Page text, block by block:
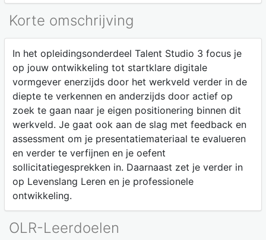
Korte omschrijving
In het opleidingsonderdeel Talent Studio 3 focus je
op jouw ontwikkeling tot startklare digitale
vormgever enerzijds door het werkveld verder in de
diepte te verkennen en anderzijds door actief op
zoek te gaan naar je eigen positionering binnen dit
werkveld. Je gaat ook aan de slag met feedback en
assessment om je presentatiemateriaal te evalueren
en verder te verfijnen en je oefent
sollicitatiegesprekken in. Daarnaast zet je verder in
op Levenslang Leren en je professionele
ontwikkeling.
OLR-Leerdoelen